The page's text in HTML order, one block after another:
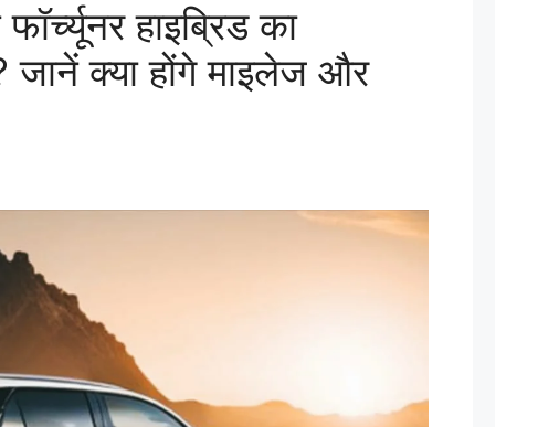
हाइब्रिड का
जानें क्या होंगे माइलेज और